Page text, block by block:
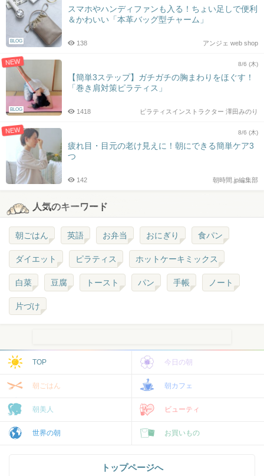
BLOG
スマホやハンディファンも入る！ちょい足しで便利
＆かわいい「本革バッグ型チャーム」
アンジェ web shop
138
NEW
BLOG
8/6 (木)
【簡単3ステップ】ガチガチの胸まわりをほぐす！
「巻き肩対策ピラティス」
ピラティスインストラクター 澤田みのり
1418
NEW 8/6 (木)
疲れ目・目元の老け見えに！朝にできる簡単ケア3
つ
朝時間.jp編集部
142
人気のキーワード
朝ごはん 英語 お弁当 おにぎり 食パン
ダイエット ピラティス ホットケーキミックス
白菜 豆腐 トースト パン 手帳 ノート
片づけ
TOP 今日の朝
朝ごはん 朝カフェ
朝美人 ビューティ
世界の朝 お買いもの
トップページへ